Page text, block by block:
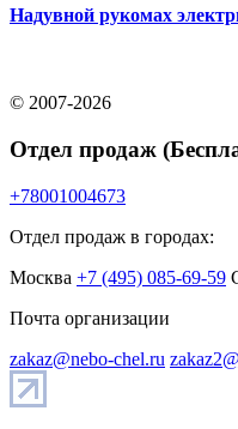
Надувной рукомах
© 2007-2026
Отдел продаж
+78001004673
Отдел продаж в городах:
Москва +7 (495) 085-69-59
Почта организации
zakaz@nebo-chel.ru